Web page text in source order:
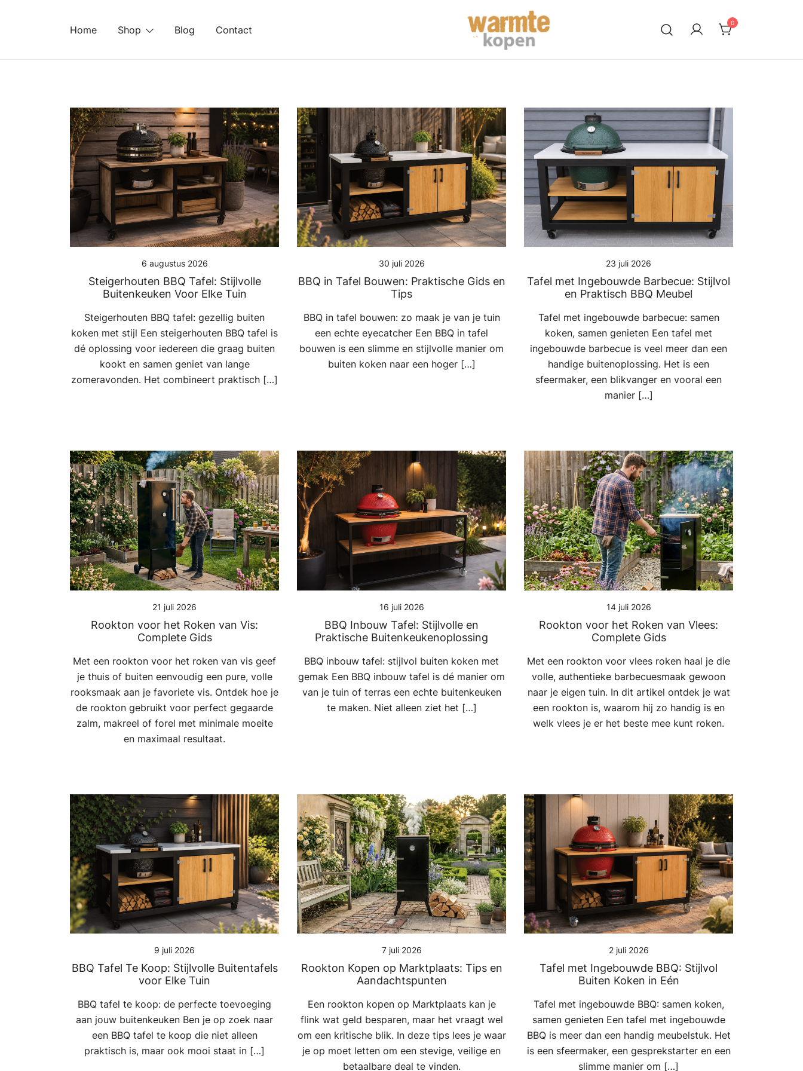
Home Shop Blog Contact
0
6 augustus 2026
Steigerhouten BBQ Tafel: Stijlvolle
Buitenkeuken Voor Elke Tuin
Steigerhouten BBQ tafel: gezellig buiten
koken met stijl Een steigerhouten BBQ tafel is
dé oplossing voor iedereen die graag buiten
kookt en samen geniet van lange
zomeravonden. Het combineert praktisch […]
30 juli 2026
BBQ in Tafel Bouwen: Praktische Gids en
Tips
BBQ in tafel bouwen: zo maak je van je tuin
een echte eyecatcher Een BBQ in tafel
bouwen is een slimme en stijlvolle manier om
buiten koken naar een hoger […]
23 juli 2026
Tafel met Ingebouwde Barbecue: Stijlvol
en Praktisch BBQ Meubel
Tafel met ingebouwde barbecue: samen
koken, samen genieten Een tafel met
ingebouwde barbecue is veel meer dan een
handige buitenoplossing. Het is een
sfeermaker, een blikvanger en vooral een
manier […]
21 juli 2026
Rookton voor het Roken van Vis:
Complete Gids
Met een rookton voor het roken van vis geef
je thuis of buiten eenvoudig een pure, volle
rooksmaak aan je favoriete vis. Ontdek hoe je
de rookton gebruikt voor perfect gegaarde
zalm, makreel of forel met minimale moeite
en maximaal resultaat.
16 juli 2026
BBQ Inbouw Tafel: Stijlvolle en
Praktische Buitenkeukenoplossing
BBQ inbouw tafel: stijlvol buiten koken met
gemak Een BBQ inbouw tafel is dé manier om
van je tuin of terras een echte buitenkeuken
te maken. Niet alleen ziet het […]
14 juli 2026
Rookton voor het Roken van Vlees:
Complete Gids
Met een rookton voor vlees roken haal je die
volle, authentieke barbecuesmaak gewoon
naar je eigen tuin. In dit artikel ontdek je wat
een rookton is, waarom hij zo handig is en
welk vlees je er het beste mee kunt roken.
9 juli 2026
BBQ Tafel Te Koop: Stijlvolle Buitentafels
voor Elke Tuin
BBQ tafel te koop: de perfecte toevoeging
aan jouw buitenkeuken Ben je op zoek naar
een BBQ tafel te koop die niet alleen
praktisch is, maar ook mooi staat in […]
7 juli 2026
Rookton Kopen op Marktplaats: Tips en
Aandachtspunten
Een rookton kopen op Marktplaats kan je
flink wat geld besparen, maar het vraagt wel
om een kritische blik. In deze tips lees je waar
je op moet letten om een stevige, veilige en
betaalbare deal te vinden.
2 juli 2026
Tafel met Ingebouwde BBQ: Stijlvol
Buiten Koken in Eén
Tafel met ingebouwde BBQ: samen koken,
samen genieten Een tafel met ingebouwde
BBQ is meer dan een handig meubelstuk. Het
is een sfeermaker, een gesprekstarter en een
slimme manier om […]